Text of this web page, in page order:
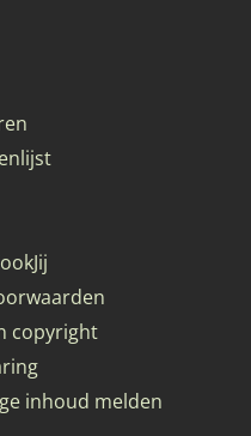
copyright
inhoud melden